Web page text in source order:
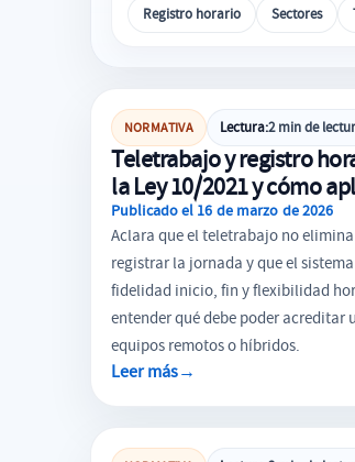
Registro horario Sectores
NORMATIVA Lectura:2 min de
Teletrabajo y registro
la Ley 10/2021 y cómo
Publicado el 16 de marzo de 2026
Aclara que el teletrabajo no
registrar la jornada y que el
fidelidad inicio, fin y flexibilidad
entender qué debe poder acreditar
equipos remotos o híbridos.
Leer más→